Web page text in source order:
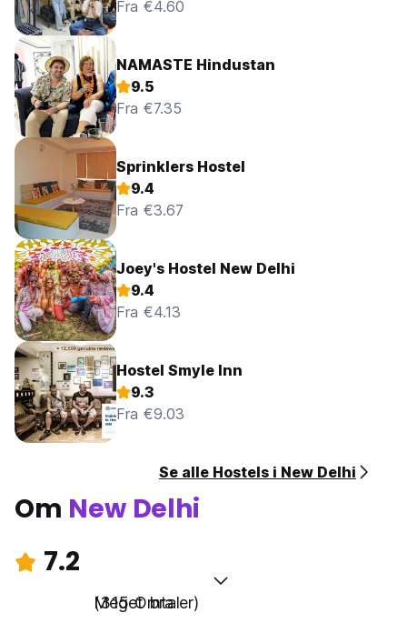
Fra €4.60
NAMASTE Hindustan
9.5
Fra €7.35
Sprinklers Hostel
9.4
Fra €3.67
Joey's Hostel New Delhi
9.4
Fra €4.13
Hostel Smyle Inn
9.3
Fra €9.03
Se alle Hostels i New Delhi
Om New Delhi
7.2
Meget bra
(315 Omtaler)